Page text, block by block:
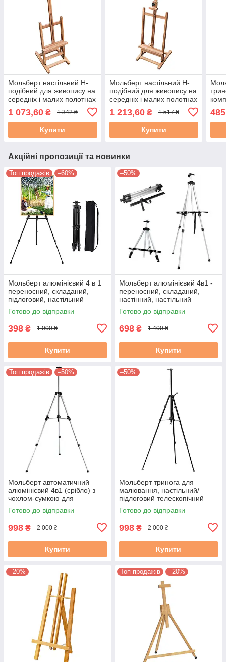
Мольберт настільний Н-
подібний для живопису на
середніх і малих полотнах
Висота 82см. Полотно до
59см.
1 073,60 ₴ 1 342 ₴
Купити
Мольберт настільний Н-
подібний для живопису на
середніх і малих полотнах
Висота 87см. Полотно до
66см.
1 213,60₴ 1 517 ₴
Купити
Акційні пропозиції та новинки
Топ продажів –60%
Мольберт алюмінієвий 4 в 1
переносний, складаний,
підлоговий, настільний
(чорний) з чохлом-сумкою
для перенесення.
Готово до відправки
398 ₴ 1 000 ₴
Купити
–50%
Мольберт алюмінієвий 4в1 -
переносний, складаний,
настінний, настільний
(срібло) з чохлом-сумкою для
Готово до відправки
698 ₴ 1 400 ₴
Купити
Топ продажів –50%
Мольберт автоматичний
алюмінієвий 4в1 (срібло) з
чохлом-сумкою для
перенесення
Готово до відправки
998 ₴ 2 000 ₴
Купити
–50%
Мольберт тринога для
малювання, настільний/
підлоговий телескопічний
алюмінієвий 4в1 (чорний) з
чохлом
Готово до відправки
998 ₴ 2 000 ₴
Купити
–20% Топ продажів –20%